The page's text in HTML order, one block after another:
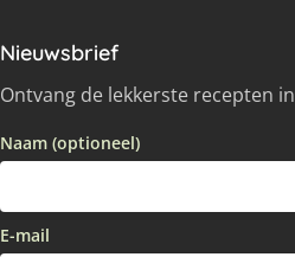
Nieuwsbrief
Ontvang de lekkerste recepten
Naam (optioneel)
E-mail